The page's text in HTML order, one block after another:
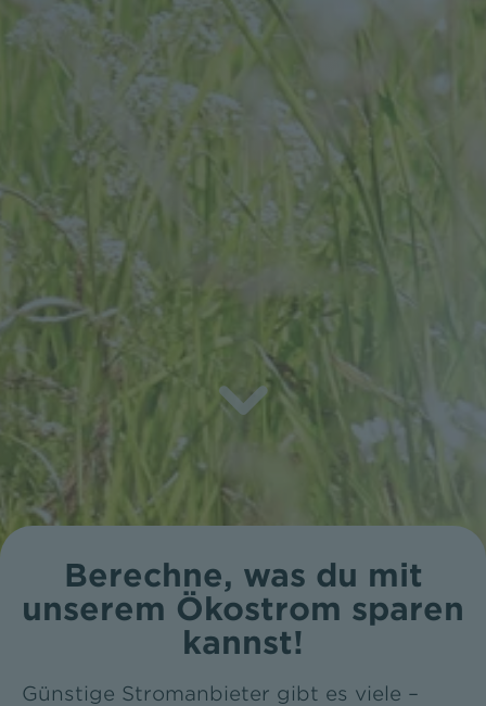
Berechne, was du mit
unserem Ökostrom sparen
kannst!
Günstige Stromanbieter gibt es viele –